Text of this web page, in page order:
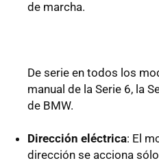
de marcha.
De serie en todos los
manual de la Serie 6, la
de BMW.
Dirección eléctrica: El
dirección se acciona